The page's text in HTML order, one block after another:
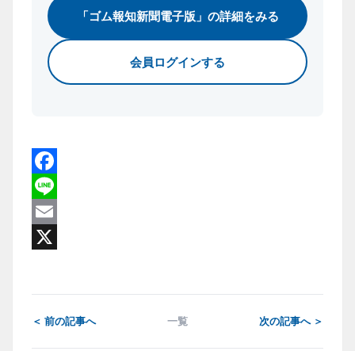
「ゴム報知新聞電子版」の詳細をみる
会員ログインする
Facebook
Line
Email
＜ 前の記事へ 一覧 次の記事へ ＞